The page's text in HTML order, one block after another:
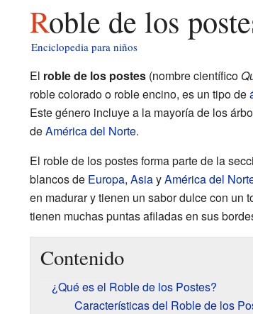
Roble de los
Enciclopedia para niños
El roble de los postes(nombre científico
roble colorado o roble encino, es un tipo de
Este género incluye a la mayoría de los
deAmérica del Norte.
El roble de los postes forma parte de la
blancos de Europa, AsiayAmérica del
en madurar y tienen un sabor dulce con un
tienen muchas puntas afiladas en sus
Contenido
¿Qué es el Roble de los Postes?
Características del Roble de los